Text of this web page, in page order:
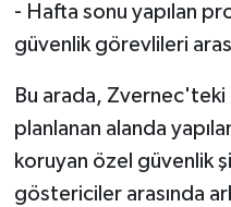
- Hafta sonu yapılan
güvenlik görevlileri
Bu arada, Zvernec'teki
planlanan alanda
koruyan özel güvenlik
göstericiler arasında